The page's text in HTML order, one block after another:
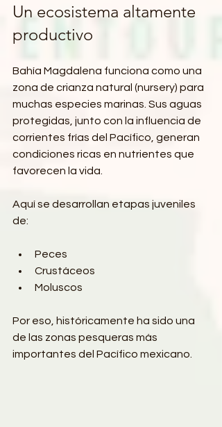
Un ecosistema altamente
productivo
Bahía Magdalena funciona como una
zona de crianza natural (nursery) para
muchas especies marinas. Sus aguas
protegidas, junto con la influencia de
corrientes frías del Pacífico, generan
condiciones ricas en nutrientes que
favorecen la vida.
Aquí se desarrollan etapas juveniles
de:
Peces
Crustáceos
Moluscos
Por eso, históricamente ha sido una
de las zonas pesqueras más
importantes del Pacífico mexicano.